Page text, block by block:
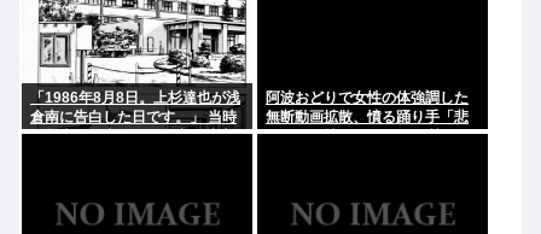
「1986年8月8日。上杉達也が浅
倉南に告白した日です。」 当時
の担当編集者とあだち充が達也
阿波おどりで女性の体強調した
無断動画拡散、憤る踊り手「悲
しいし気持ち悪い」…悪質なケ